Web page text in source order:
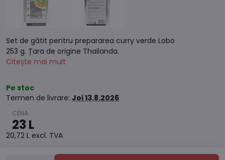
Set de gătit pentru prepararea curry verde Lobo
253 g. Țara de origine Thailanda.
Citește mai mult
Pe stoc
Termen de livrare: Joi13.8.2026
23 L
20,72 L excl. TVA